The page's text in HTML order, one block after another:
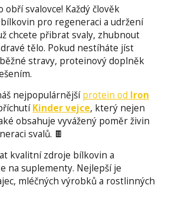
obří svalovce! Každý člověk
pro regeneraci a udržení
chcete přibrat svaly, zhubnout
tělo. Pokud nestíháte jíst
stravy, proteinový doplněk
nejpopulárnějšíprotein od Iron
Kinder vejce, který nejen
obsahuje vyvážený poměr živin
svalů. 🍫
kvalitní zdroje bílkovin a
na suplementy. Nejlepší je
mléčných výrobků a rostlinných